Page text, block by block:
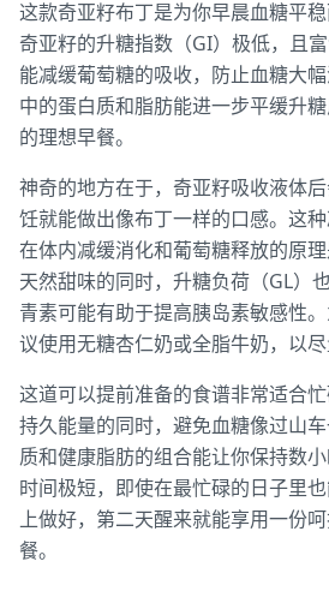
这款奇亚籽布丁是为你早晨血糖平稳
奇亚籽的升糖指数（GI）极低，且富
能减缓葡萄糖的吸收，防止血糖大
中的蛋白质和脂肪能进一步平缓升
的理想早餐。
神奇的地方在于，奇亚籽吸收液体
饪就能做出像布丁一样的口感。这
在体内减缓消化和葡萄糖释放的原
天然甜味的同时，升糖负荷（GL）
青素可能有助于提高胰岛素敏感性
议使用无糖杏仁奶或全脂牛奶，以尽
这道可以提前准备的食谱非常适合
持久能量的同时，避免血糖像过山
质和健康脂肪的组合能让你保持数
时间极短，即使在最忙碌的日子里
上做好，第二天醒来就能享用一份
餐。